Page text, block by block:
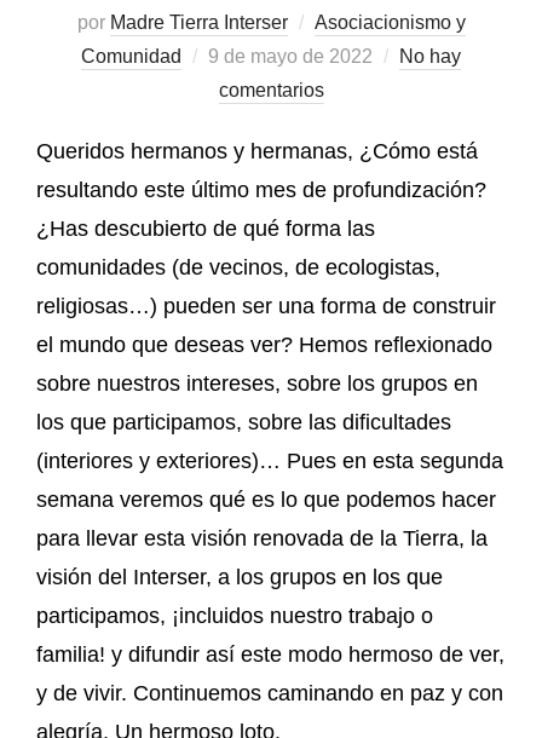
por Madre Tierra Interser
Asociacionismo y
Comunidad
9 de mayo de 2022
No hay
comentarios
Queridos hermanos y hermanas, ¿Cómo está
resultando este último mes de profundización?
¿Has descubierto de qué forma las
comunidades (de vecinos, de ecologistas,
religiosas…) pueden ser una forma de construir
el mundo que deseas ver? Hemos reflexionado
sobre nuestros intereses, sobre los grupos en
los que participamos, sobre las dificultades
(interiores y exteriores)… Pues en esta segunda
semana veremos qué es lo que podemos hacer
para llevar esta visión renovada de la Tierra, la
visión del Interser, a los grupos en los que
participamos, ¡incluidos nuestro trabajo o
familia! y difundir así este modo hermoso de ver,
y de vivir. Continuemos caminando en paz y con
alegría, Un hermoso loto.